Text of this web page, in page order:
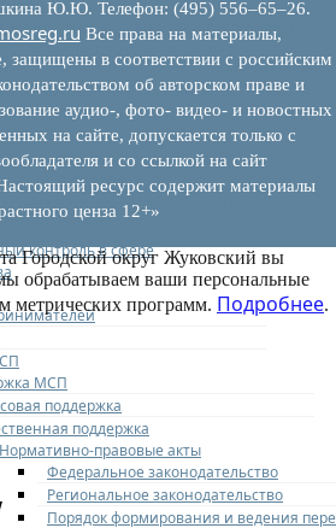
правовые акты (НПА), регулирующие
муниципального лесного
рисками причинения вреда (ущерба)
законом ценностям при
государственного контроля
муниципального контроля
профилактики
муниципального лесного контроля
контроль за ЕТО
контроль в сфере
МСП
поддержка
поддержка
Нормативно-правовые акты
Федеральное законодательство
Региональное законодательство
Порядок формирования и ведения
Ю.Ю. Телефон: (495) 556–65–26.
Все права на материалы,
защищены в соответствии с российским
об авторском праве и
аудио-, фото- видео- и новостных
на сайте, допускается только с
и со ссылкой на сайт
ресурс содержит материалы
ценза 12+»
Городской округ Жуковский вы
обрабатываем ваши персональные
метрических программ. Подробнее.